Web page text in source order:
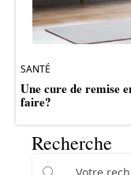
SANTÉ
Une cure de remise
faire?
Recherche